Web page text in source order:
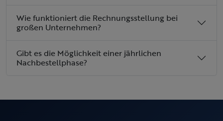
Wie funktioniert die Rechnungsstellung bei
großen Unternehmen?
Gibt es die Möglichkeit einer jährlichen
Nachbestellphase?